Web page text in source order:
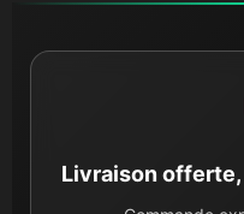
Livraison